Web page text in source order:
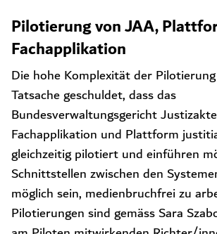
Pilotierung von JAA,
Fachapplikation
Die hohe Komplexität der
Tatsache geschuldet, dass das
Bundesverwaltungsgericht
Fachapplikation und Plattform
gleichzeitig pilotiert und einführen
Schnittstellen zwischen den
möglich sein, medienbruchfrei zu
Pilotierungen sind gemäss Sara